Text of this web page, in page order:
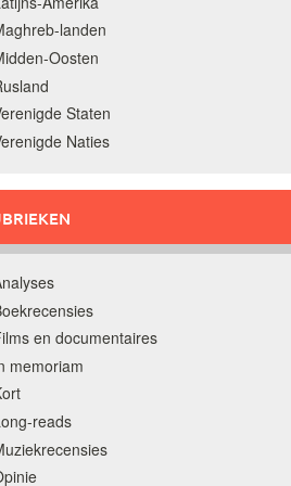
landen
Oosten
Staten
Naties
en documentaires
memoriam
reads